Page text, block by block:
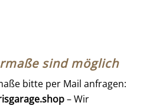
sind möglich
bitte per Mail anfragen:
– Wir